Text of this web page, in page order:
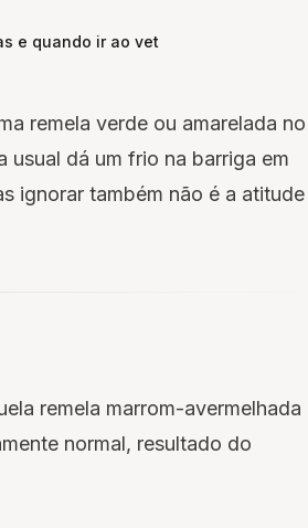
e quando ir ao vet
remela verde ou amarelada no
dá um frio na barriga em
ignorar também não é a atitude
remela marrom-avermelhada
normal, resultado do